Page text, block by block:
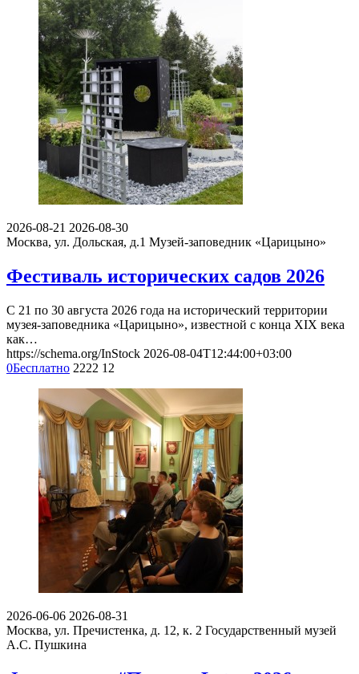
2026-08-21 2026-08-30
Москва, ул. Дольская, д.1 Музей-заповедник «Царицыно»
Фестиваль исторических садов 2026
С 21 по 30 августа 2026 года на исторический территории
музея-заповедника «Царицыно», известной с конца XIX века
как…
https://schema.org/InStock 2026-08-04T12:44:00+03:00
0Бесплатно 2222 12
2026-06-06 2026-08-31
Москва, ул. Пречистенка, д. 12, к. 2 Государственный музей
А.С. Пушкина